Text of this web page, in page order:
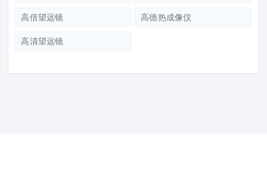
高倍望远镜 高德热成像仪
高清望远镜